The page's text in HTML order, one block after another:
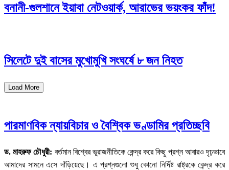
বনানী-গুলশানে ইয়াবা নেটওয়ার্ক, আরাভের ভয়ংকর ফাঁদ!
সিলেটে দুই বাসের মুখোমুখি সংঘর্ষে ৮ জন নিহত
Load More
পারমাণবিক ন্যায়বিচার ও বৈশ্বিক ভণ্ডামির প্রতিচ্ছবি
ড. মাহরুফ চৌধুরী: বর্তমান বিশ্বের ভূরাজনীতিকে কেন্দ্র করে কিছু প্রশ্ন আবারও দৃঢ়ভাবে
আমাদের সামনে এসে দাঁড়িয়েছে। এ প্রশ্নগুলো শুধু কোনো নির্দিষ্ট রাষ্ট্রকে কেন্দ্র করে